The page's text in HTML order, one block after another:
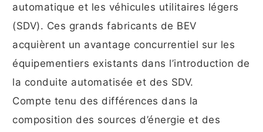
automatique et les véhicules utilitaires légers
(SDV). Ces grands fabricants de BEV
acquièrent un avantage concurrentiel sur les
équipementiers existants dans l’introduction de
la conduite automatisée et des SDV.
Compte tenu des différences dans la
composition des sources d’énergie et des